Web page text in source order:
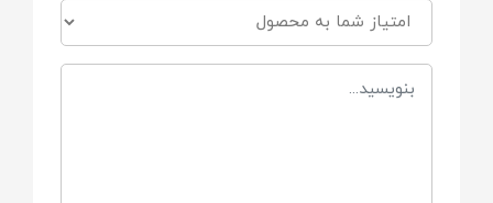
لایه داخلی (تماس با پوست):
الیاف بسیار نرم، ضدحساسیت و سازگار با
پوست‌های حساس